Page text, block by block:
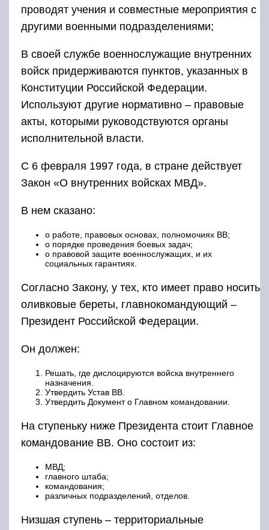
проводят учения и совместные мероприятия с
другими военными подразделениями;
В своей службе военнослужащие внутренних
войск придерживаются пунктов, указанных в
Конституции Российской Федерации.
Используют другие нормативно – правовые
акты, которыми руководствуются органы
исполнительной власти.
С 6 февраля 1997 года, в стране действует
Закон «О внутренних войсках МВД».
В нем сказано:
о работе, правовых основах, полномочиях ВВ;
о порядке проведения боевых задач;
о правовой защите военнослужащих, и их
социальных гарантиях.
Согласно Закону, у тех, кто имеет право носить
оливковые береты, главнокомандующий –
Президент Российской Федерации.
Он должен:
Решать, где дислоцируются войска внутреннего
назначения.
Утвердить Устав ВВ.
Утвердить Документ о Главном командовании.
На ступеньку ниже Президента стоит Главное
командование ВВ. Оно состоит из:
МВД;
главного штаба;
командования;
различных подразделений, отделов.
Низшая ступень – территориальные